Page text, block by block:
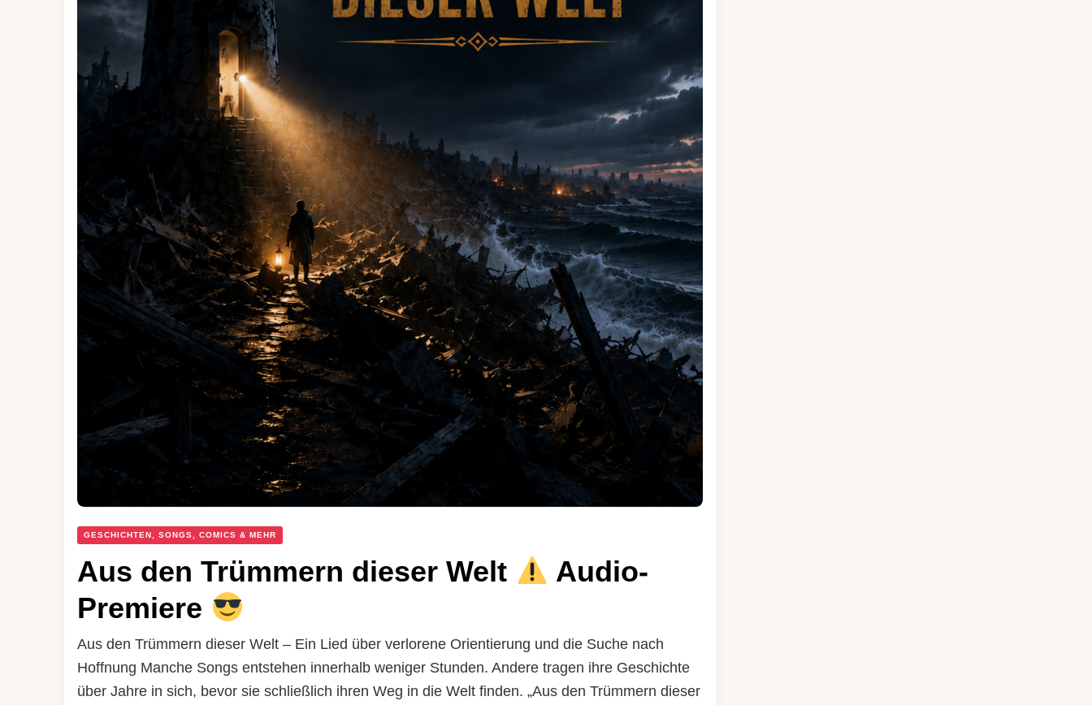
GESCHICHTEN, SONGS, COMICS & MEHR
Aus den Trümmern dieser Welt
Audio-
Premiere
Aus den Trümmern dieser Welt – Ein Lied über verlorene Orientierung und die Suche nach
Hoffnung Manche Songs entstehen innerhalb weniger Stunden. Andere tragen ihre Geschichte
über Jahre in sich, bevor sie schließlich ihren Weg in die Welt finden. „Aus den Trümmern dieser